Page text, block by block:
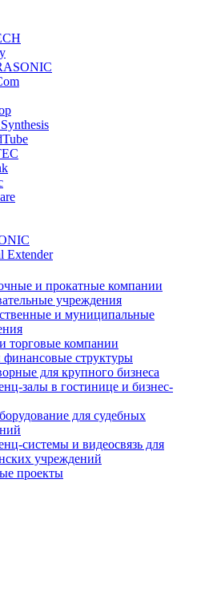
и прокатные компании
учреждения
и муниципальные
торговые компании
финансовые структуры
для крупного бизнеса
залы в гостинице и бизнес-
для судебных
системы и видеосвязь для
учреждений
проекты